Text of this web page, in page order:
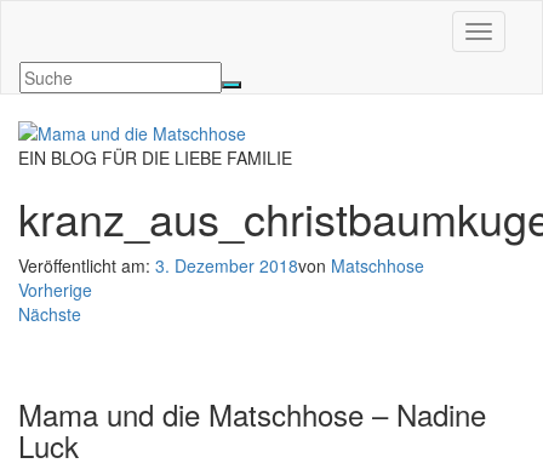
EIN BLOG FÜR DIE LIEBE FAMILIE
Veröffentlicht am: 3. Dezember 2018von Matschhose
Vorherige
Nächste
Mama und die Matschhose – Nadine
Luck